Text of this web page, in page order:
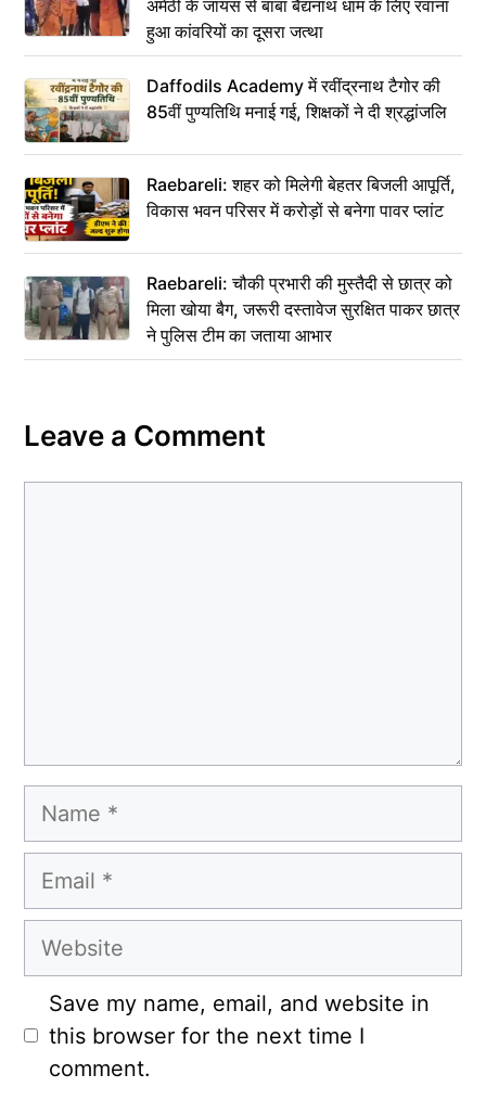
अमेठी के जायस से बाबा बैद्यनाथ धाम के लिए रवाना
हुआ कांवरियों का दूसरा जत्था
Daffodils Academy में रवींद्रनाथ टैगोर की
85वीं पुण्यतिथि मनाई गई, शिक्षकों ने दी श्रद्धांजलि
Raebareli: शहर को मिलेगी बेहतर बिजली आपूर्ति,
विकास भवन परिसर में करोड़ों से बनेगा पावर प्लांट
Raebareli: चौकी प्रभारी की मुस्तैदी से छात्र को
मिला खोया बैग, जरूरी दस्तावेज सुरक्षित पाकर छात्र
ने पुलिस टीम का जताया आभार
Leave a Comment
Name
Email
Website
Save my name, email, and website in
this browser for the next time I
comment.